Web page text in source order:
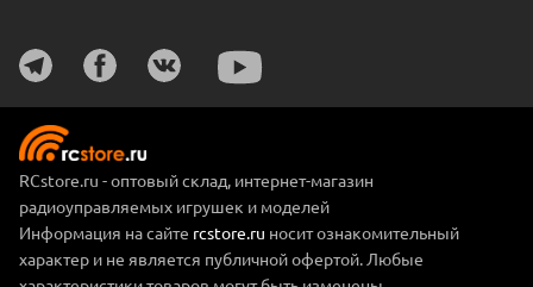
RCstore.ru - оптовый склад, интернет-магазин
радиоуправляемых игрушек и моделей
Информация на сайте rcstore.ru носит ознакомительный
характер и не является публичной офертой. Любые